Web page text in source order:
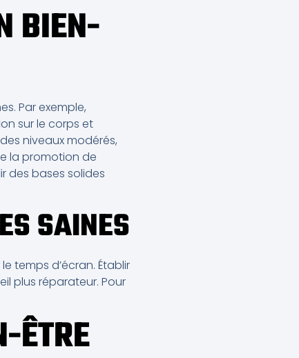
BIEN-
Par exemple,
sur le corps et
niveaux modérés,
la promotion de
des bases solides
SAINES
temps d’écran. Établir
plus réparateur. Pour
ÊTRE